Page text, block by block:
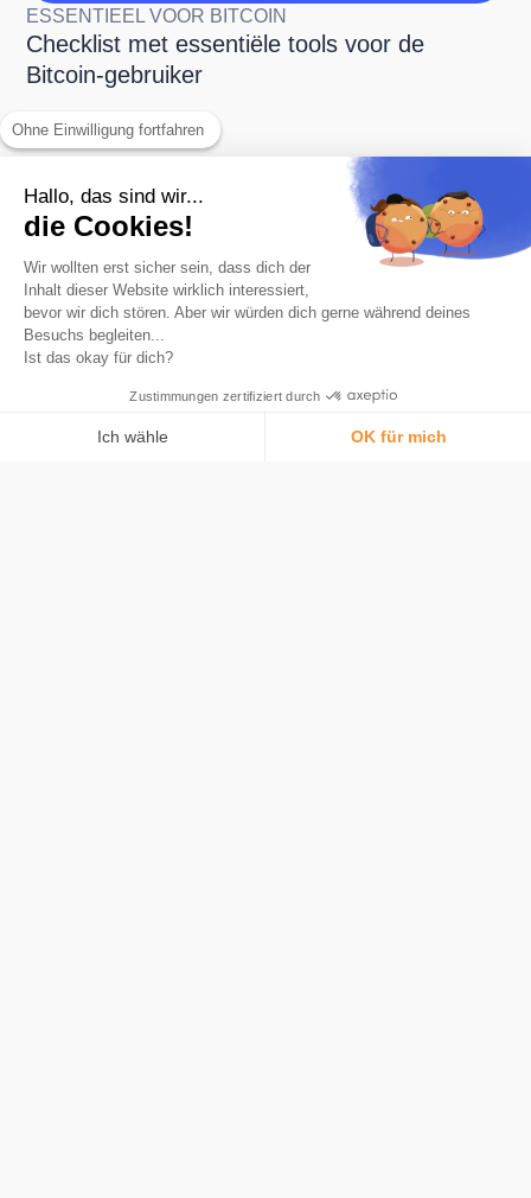
Ohne Einwilligung fortfahren
Hallo, das sind wir...
die Cookies!
Wir wollten erst sicher sein, dass dich der
Inhalt dieser Website wirklich interessiert,
bevor wir dich stören. Aber wir würden dich gerne während deines
Besuchs begleiten...
Ist das okay für dich?
Zustimmungen zertifiziert durch
Ich wähle OK für mich
ESSENTIEEL VOOR BITCOIN
Checklist met essentiële tools voor de
Bitcoin-gebruiker
De nummer 1 app om te sparen in Bitcoin.
Product